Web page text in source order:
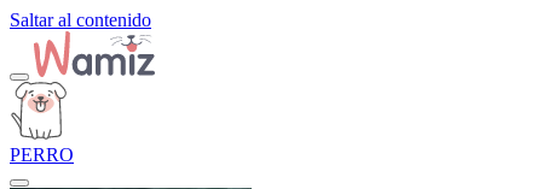
Saltar al contenido
PERRO